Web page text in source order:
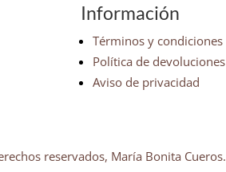
Información
Términos y condiciones
Política de devoluciones
Aviso de privacidad
reservados, María Bonita Cueros.